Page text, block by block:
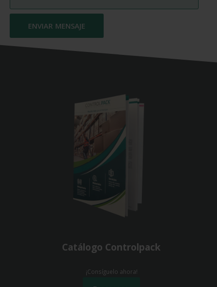
Catálogo Controlpack
¡Consíguelo ahora!